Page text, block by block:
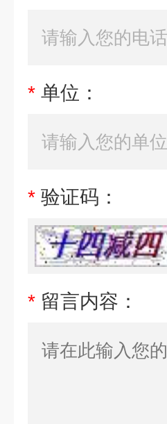
* 单位：
* 验证码：
* 留言内容：